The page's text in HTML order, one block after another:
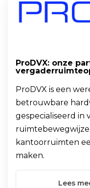
onze
partner
ProDVX: onze
ProDVX is een
betrouwbare
gespecialiseerd in
kantoorruimten
maken.
Lees